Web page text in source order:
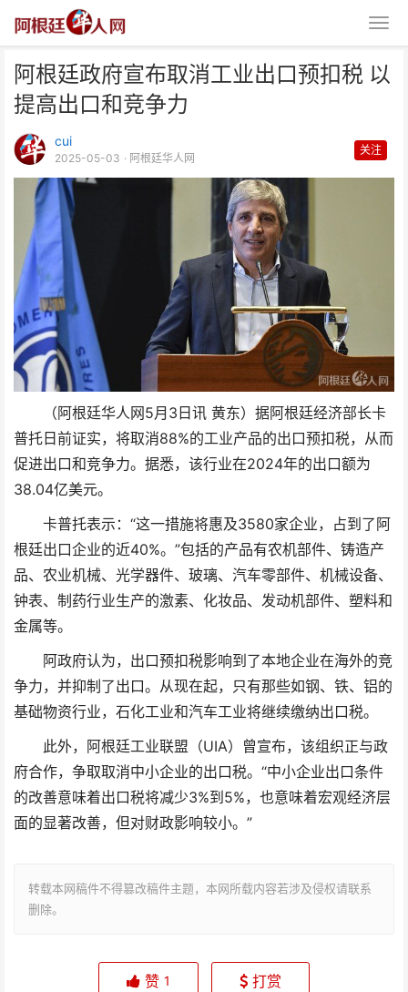
阿根廷政府宣布取消工业出口预扣税 以
提高出口和竞争力
cui
2025-05-03 · 阿根廷华人网
关注
（阿根廷华人网5月3日讯 黄东）据阿根廷经济部长卡
普托日前证实，将取消88%的工业产品的出口预扣税，从而
促进出口和竞争力。据悉，该行业在2024年的出口额为
38.04亿美元。
卡普托表示：“这一措施将惠及3580家企业，占到了阿
根廷出口企业的近40%。”包括的产品有农机部件、铸造产
品、农业机械、光学器件、玻璃、汽车零部件、机械设备、
钟表、制药行业生产的激素、化妆品、发动机部件、塑料和
金属等。
阿政府认为，出口预扣税影响到了本地企业在海外的竞
争力，并抑制了出口。从现在起，只有那些如钢、铁、铝的
基础物资行业，石化工业和汽车工业将继续缴纳出口税。
此外，阿根廷工业联盟（UIA）曾宣布，该组织正与政
府合作，争取取消中小企业的出口税。“中小企业出口条件
的改善意味着出口税将减少3%到5%，也意味着宏观经济层
面的显著改善，但对财政影响较小。”
转载本网稿件不得篡改稿件主题，本网所载内容若涉及侵权请联系
删除。
阿根廷政府宣布取消工业出口预扣
税 以提高出口和竞争力
赞 1 打赏